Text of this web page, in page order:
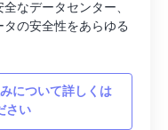
なデータセンター、
の安全性をあらゆる
について詳しくは
さい